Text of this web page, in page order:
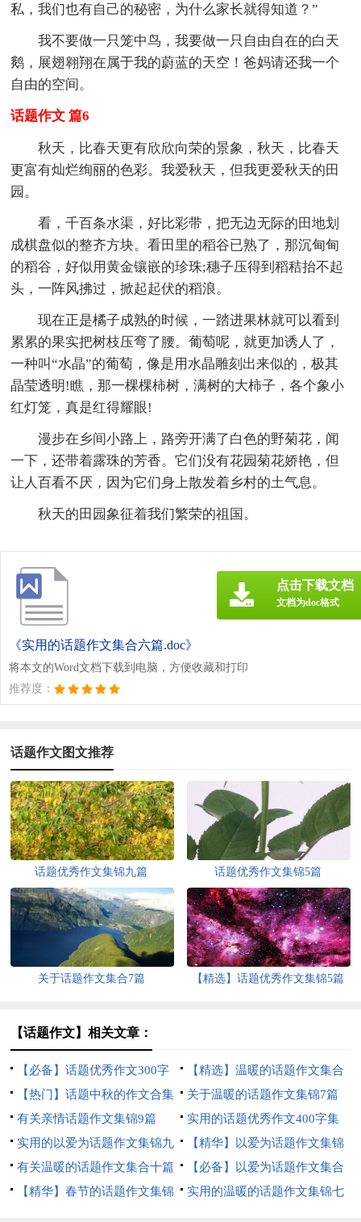
私，我们也有自己的秘密，为什么家长就得知道？”
我不要做一只笼中鸟，我要做一只自由自在的白天
鹅，展翅翱翔在属于我的蔚蓝的天空！爸妈请还我一个
自由的空间。
话题作文 篇6
秋天，比春天更有欣欣向荣的景象，秋天，比春天
更富有灿烂绚丽的色彩。我爱秋天，但我更爱秋天的田
园。
看，千百条水渠，好比彩带，把无边无际的田地划
成棋盘似的整齐方块。看田里的稻谷已熟了，那沉甸甸
的稻谷，好似用黄金镶嵌的珍珠;穗子压得到稻秸抬不起
头，一阵风拂过，掀起起伏的稻浪。
现在正是橘子成熟的时候，一踏进果林就可以看到
累累的果实把树枝压弯了腰。葡萄呢，就更加诱人了，
一种叫“水晶”的葡萄，像是用水晶雕刻出来似的，极其
晶莹透明!瞧，那一棵棵柿树，满树的大柿子，各个象小
红灯笼，真是红得耀眼!
漫步在乡间小路上，路旁开满了白色的野菊花，闻
一下，还带着露珠的芳香。它们没有花园菊花娇艳，但
让人百看不厌，因为它们身上散发着乡村的土气息。
秋天的田园象征着我们繁荣的祖国。
《实用的话题作文集合六篇.doc》
将本文的Word文档下载到电脑，方便收藏和打印
推荐度：
点击下载文档
文档为doc格式
话题作文图文推荐
话题优秀作文集锦九篇 话题优秀作文集锦5篇
关于话题作文集合7篇 【精选】话题优秀作文集锦5篇
【话题作文】相关文章：
【必备】话题优秀作文300字
集合七篇
【精选】温暖的话题作文集合
十篇
【热门】话题中秋的作文合集
9篇
关于温暖的话题作文集锦7篇
有关亲情话题作文集锦9篇
实用的话题优秀作文400字集
锦6篇
实用的以爱为话题作文集锦九
篇
【精华】以爱为话题作文集锦
9篇
有关温暖的话题作文集合十篇
【必备】以爱为话题作文集合
九篇
【精华】春节的话题作文集锦
实用的温暖的话题作文集锦七